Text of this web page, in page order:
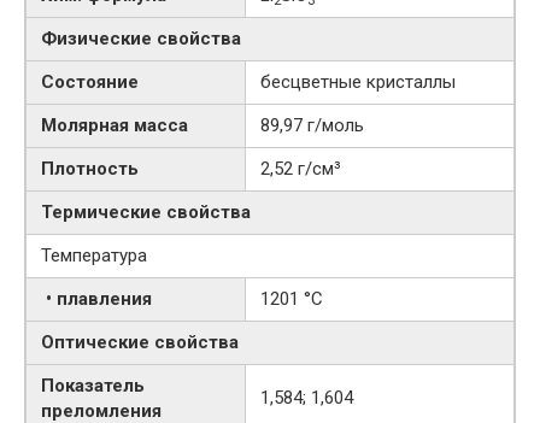
Физические свойства
Состояние
бесцветные кристаллы
Молярная масса
89,97 г/моль
Плотность
2,52 г/см³
Термические свойства
Температура
• плавления
1201 °C
Оптические свойства
Показатель
преломления
1,584; 1,604